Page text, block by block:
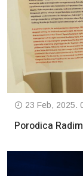
23 Feb, 2025.
Porodica